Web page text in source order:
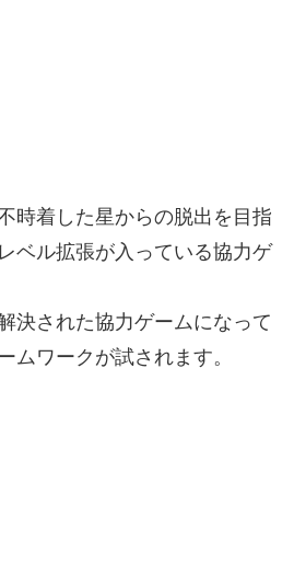
時着した星からの脱出を目指
ベル拡張が入っている協力ゲ
決された協力ゲームになって
ムワークが試されます。